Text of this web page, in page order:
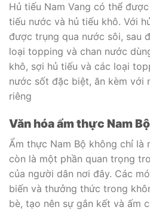
Hủ tiếu Nam Vang có thể
tiếu nước và hủ tiếu khô. Với
được trụng qua nước sôi, sau
loại topping và chan nước
khô, sợi hủ tiếu và các loại
nước sốt đặc biệt, ăn kèm với
riêng
Văn hóa ẩm thực Nam Bộ
Ẩm thực Nam Bộ không chỉ là
còn là một phần quan trọng
của người dân nơi đây. Các
biến và thưởng thức trong
bè, tạo nên sự gắn kết và ấm